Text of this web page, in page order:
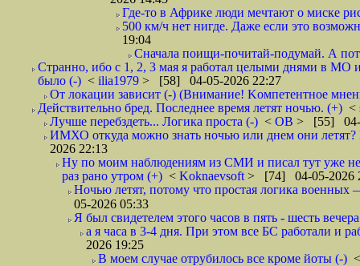
Где-то в Африке люди мечтают о миске
500 км/ч нет нигде. Даже если это
19:04
Сначала поищи-почитай-подумай. А
Странно, ибо с 1, 2, 3 мая я работал целыми днями в МО
было (-) < ilia1979 > [58] 04-05-2026 22:27
От локации зависит (-) (Внимание! Kомпетентное
Действительно бред. Последнее время летят ночью. (+) <
Лучше перебздеть... Логика проста (-) < ОВ > [55] 04-
ИМХО откуда можно знать ночью или днем они летят?
2026 22:13
Ну по моим наблюдениям из СМИ и писал тут уже
раз рано утром (+) < Koknaevsoft > [74] 04-05-2026
Ночью летят, потому что простая логика
05-2026 05:33
Я был свидетелем этого часов в пять - шесть
а я часа в 3-4 дня. При этом все БС работали и
2026 19:25
В моем случае отрубилось все кроме йоты (-)